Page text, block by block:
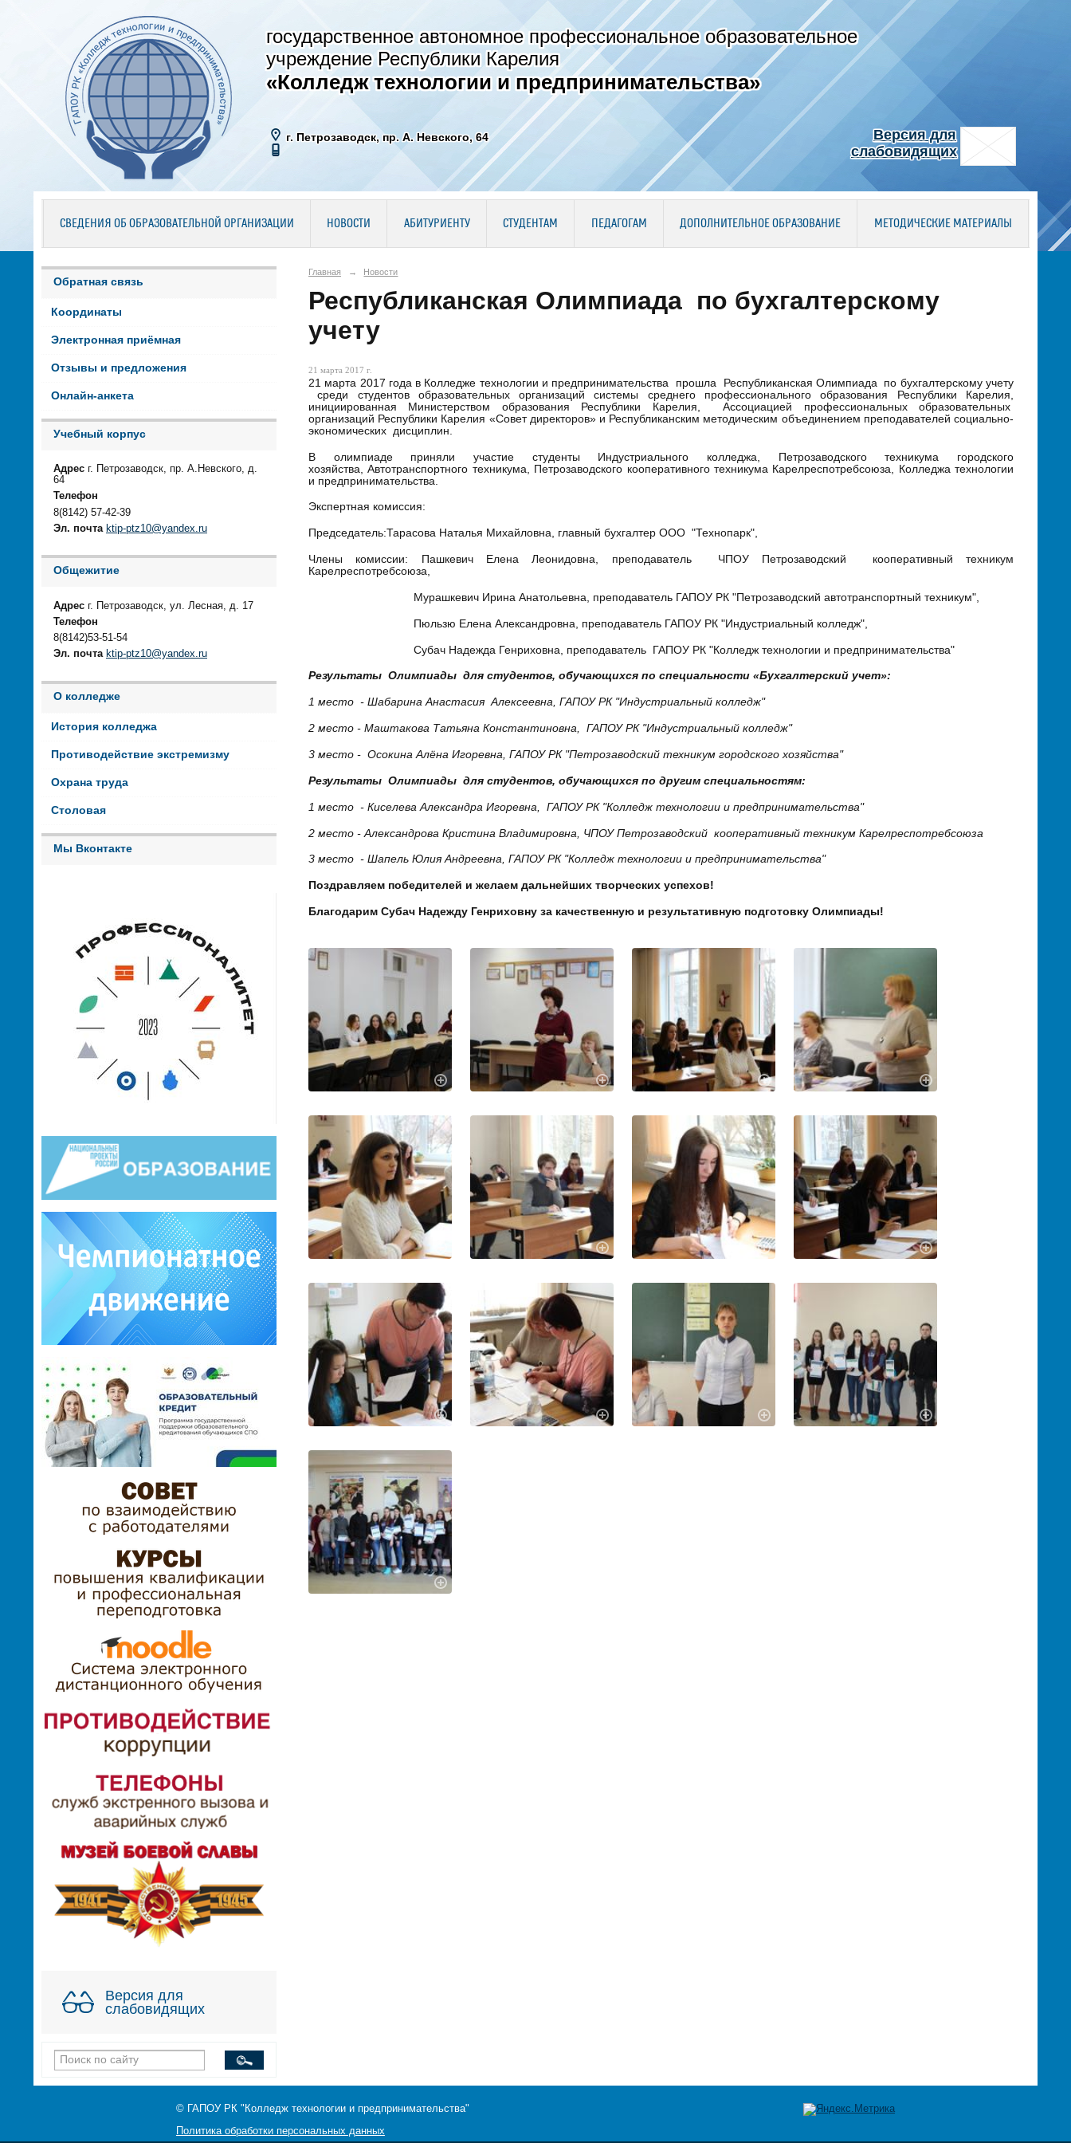
государственное автономное профессиональное образовательное
учреждение Республики Карелия
«Колледж технологии и предпринимательства»
г. Петрозаводск, пр. А. Невского, 64
Версия для
слабовидящих
СВЕДЕНИЯ ОБ ОБРАЗОВАТЕЛЬНОЙ ОРГАНИЗАЦИИ НОВОСТИ АБИТУРИЕНТУ СТУДЕНТАМ ПЕДАГОГАМ ДОПОЛНИТЕЛЬНОЕ ОБРАЗОВАНИЕ МЕТОДИЧЕСКИЕ МАТЕРИАЛЫ
Обратная связь
Координаты
Электронная приёмная
Отзывы и предложения
Онлайн-анкета
Учебный корпус
Адрес г. Петрозаводск, пр. А.Невского, д.
64
Телефон
8(8142) 57-42-39
Эл. почта ktip-ptz10@yandex.ru
Общежитие
Адрес г. Петрозаводск, ул. Лесная, д. 17
Телефон
8(8142)53-51-54
Эл. почта ktip-ptz10@yandex.ru
О колледже
История колледжа
Противодействие экстремизму
Охрана труда
Столовая
Мы Вконтакте
Версия для
слабовидящих
Главная → Новости
Республиканская Олимпиада по бухгалтерскому
учету
21 марта 2017 г.
21 марта 2017 года в Колледже технологии и предпринимательства прошла Республиканская Олимпиада по бухгалтерскому учету
среди студентов образовательных организаций системы среднего профессионального образования Республики Карелия,
инициированная Министерством образования Республики Карелия, Ассоциацией профессиональных образовательных
организаций Республики Карелия «Совет директоров» и Республиканским методическим объединением преподавателей социально-
экономических дисциплин.
В олимпиаде приняли участие студенты Индустриального колледжа, Петрозаводского техникума городского
хозяйства, Автотранспортного техникума, Петрозаводского кооперативного техникума Карелреспотребсоюза, Колледжа технологии
и предпринимательства.
Экспертная комиссия:
Председатель:Тарасова Наталья Михайловна, главный бухгалтер ООО "Технопарк",
Члены комиссии: Пашкевич Елена Леонидовна, преподаватель ЧПОУ Петрозаводский кооперативный техникум
Карелреспотребсоюза,
Мурашкевич Ирина Анатольевна, преподаватель ГАПОУ РК "Петрозаводский автотранспортный техникум",
Пюльзю Елена Александровна, преподаватель ГАПОУ РК "Индустриальный колледж",
Субач Надежда Генриховна, преподаватель ГАПОУ РК "Колледж технологии и предпринимательства"
Результаты Олимпиады для студентов, обучающихся по специальности «Бухгалтерский учет»:
1 место - Шабарина Анастасия Алексеевна, ГАПОУ РК "Индустриальный колледж"
2 место - Маштакова Татьяна Константиновна, ГАПОУ РК "Индустриальный колледж"
3 место - Осокина Алёна Игоревна, ГАПОУ РК "Петрозаводский техникум городского хозяйства"
Результаты Олимпиады для студентов, обучающихся по другим специальностям:
1 место - Киселева Александра Игоревна, ГАПОУ РК "Колледж технологии и предпринимательства"
2 место - Александрова Кристина Владимировна, ЧПОУ Петрозаводский кооперативный техникум Карелреспотребсоюза
3 место - Шапель Юлия Андреевна, ГАПОУ РК "Колледж технологии и предпринимательства"
Поздравляем победителей и желаем дальнейших творческих успехов!
Благодарим Субач Надежду Генриховну за качественную и результативную подготовку Олимпиады!
© ГАПОУ РК "Колледж технологии и предпринимательства"
Политика обработки персональных данных